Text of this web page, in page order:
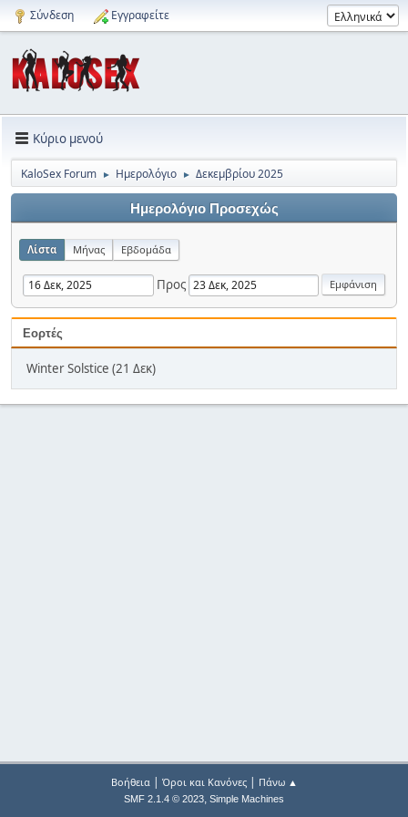
Σύνδεση Εγγραφείτε
Κύριο μενού
KaloSex Forum ► Ημερολόγιο ► Δεκεμβρίου 2025
Ημερολόγιο Προσεχώς
Λίστα Μήνας Εβδομάδα
Προς
Εορτές
Winter Solstice (21 Δεκ)
Βοήθεια| Όροι και Κανόνες| Πάνω ▲
SMF 2.1.4 © 2023, Simple Machines